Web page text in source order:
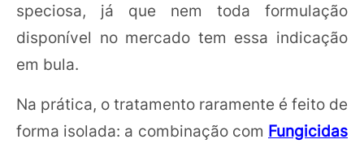
speciosa, já que nem toda formulação
disponível no mercado tem essa indicação
em bula.
Na prática, o tratamento raramente é feito de
forma isolada: a combinação com Fungicidas